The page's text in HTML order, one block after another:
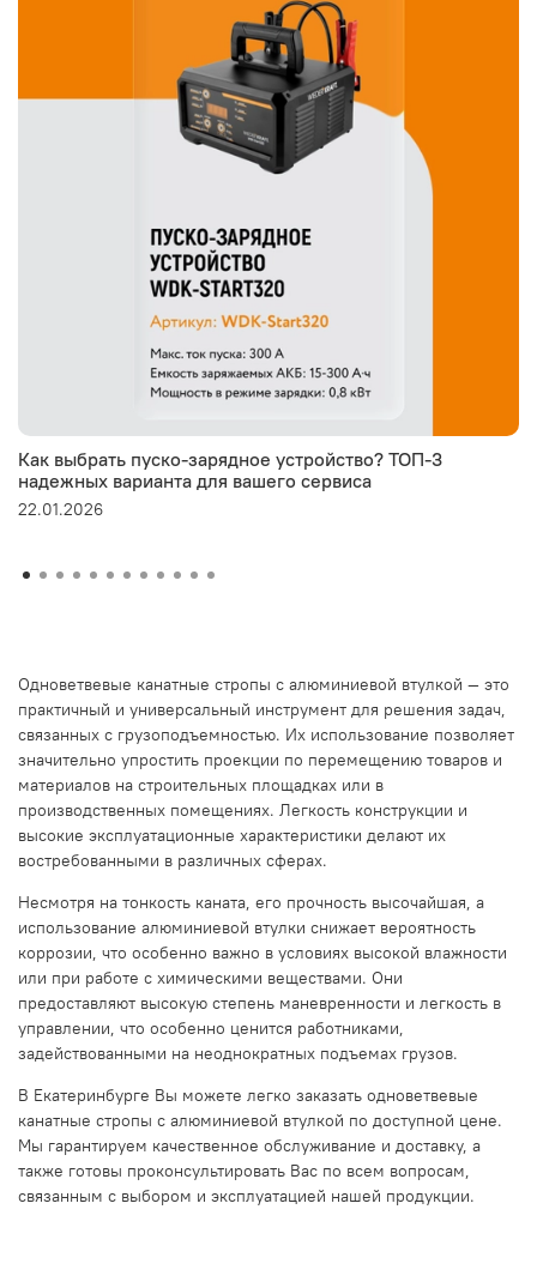
Как выбрать пуско-зарядное устройство? ТОП-3
надежных варианта для вашего сервиса
22.01.2026
Одноветвевые канатные стропы с алюминиевой втулкой — это
практичный и универсальный инструмент для решения задач,
связанных с грузоподъемностью. Их использование позволяет
значительно упростить проекции по перемещению товаров и
материалов на строительных площадках или в
производственных помещениях. Легкость конструкции и
высокие эксплуатационные характеристики делают их
востребованными в различных сферах.
Несмотря на тонкость каната, его прочность высочайшая, а
использование алюминиевой втулки снижает вероятность
коррозии, что особенно важно в условиях высокой влажности
или при работе с химическими веществами. Они
предоставляют высокую степень маневренности и легкость в
управлении, что особенно ценится работниками,
задействованными на неоднократных подъемах грузов.
В Екатеринбурге Вы можете легко заказать одноветвевые
канатные стропы с алюминиевой втулкой по доступной цене.
Мы гарантируем качественное обслуживание и доставку, а
также готовы проконсультировать Вас по всем вопросам,
связанным с выбором и эксплуатацией нашей продукции.